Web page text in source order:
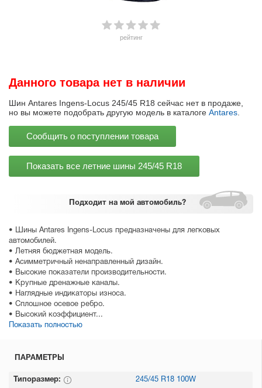
рейтинг
Подходит на мой автомобиль?
• Шины Antares Ingens-Locus предназначены для легковых
автомобилей.
• Летняя бюджетная модель.
• Асимметричный ненаправленный дизайн.
• Высокие показатели производительности.
• Крупные дренажные каналы.
• Наглядные индикаторы износа.
• Сплошное осевое ребро.
• Высокий коэффициент...
Показать полностью
Данного товара нет в наличии
Шин Antares Ingens-Locus 245/45 R18 сейчас нет в продаже,
но вы можете подобрать другую модель в каталоге Antares
Сообщить о поступлении товара
Показать все летние шины 245/45 R18
ПАРАМЕТРЫ
Типоразмер: 245/45 R18 100W